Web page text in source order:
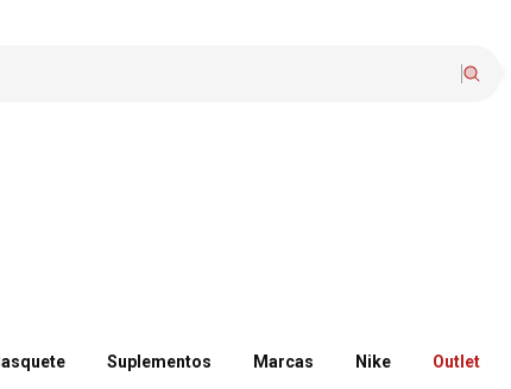
Suplementos Marcas Nike Outlet